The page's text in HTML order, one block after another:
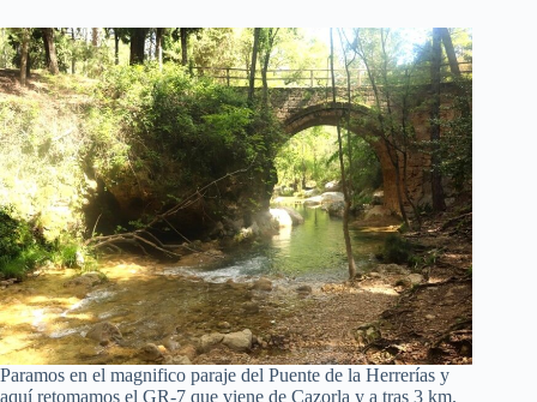
Paramos en el magnifico paraje del Puente de la Herrerías y
aquí retomamos el GR-7 que viene de Cazorla y a tras 3 km.